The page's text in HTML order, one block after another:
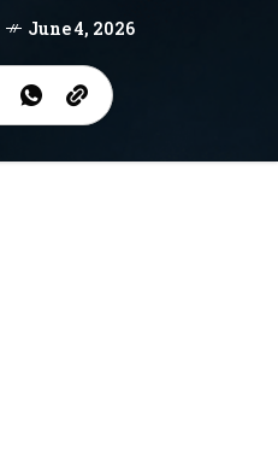
June 4, 2026